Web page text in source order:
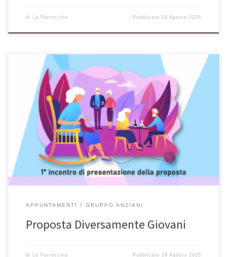
di La Parrocchia Pubblicato 29 Agosto 2025
Primo incontro di presentazione della “Proposta Diversamente
Giovani” per gli over 65… ma siete tuti i benvenuti. Per
informazioni contattare Francesca (S. Benedetto) cell.:
3312552416 e Cristina (Beato Andrea) cell.: 3455080934
APPUNTAMENTI GRUPPO ANZIANI
Proposta Diversamente Giovani
di La Parrocchia Pubblicato29 Agosto 2025